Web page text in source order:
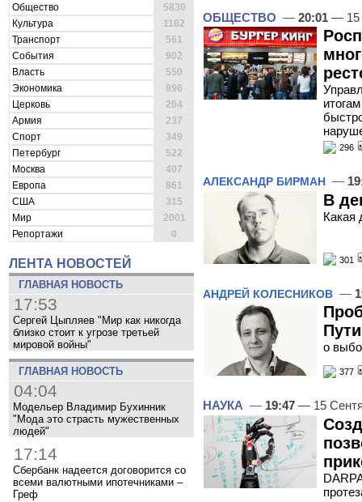
Общество
5830
Культура
1182
Транспорт
561
События
902
Власть
550
Экономика
896
Церковь
204
Армия
237
Спорт
349
Петербург
522
Москва
407
Европа
861
США
315
Мир
2001
Репортажи
0
ЛЕНТА НОВОСТЕЙ
ГЛАВНАЯ НОВОСТЬ
17:53
Сергей Цыпляев "Мир как никогда
близко стоит к угрозе третьей
мировой войны"
ГЛАВНАЯ НОВОСТЬ
04:04
Модельер Владимир Бухинник
"Мода это страсть мужественных
людей"
17:14
Сбербанк надеется договорится со
всеми валютными ипотечниками –
Греф
ОБЩЕСТВО — 20:01 — 15
296
АЛЕКСАНДР БИРМАН —
В
Какая
301
АНДРЕЙ КОЛЕСНИКОВ —
о
377
НАУКА — 19:47 — 15